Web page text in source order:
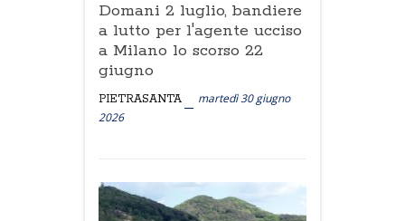
Domani 2 luglio, bandiere
a lutto per l'agente ucciso
a Milano lo scorso 22
giugno
PIETRASANTA
martedì 30 giugno
2026